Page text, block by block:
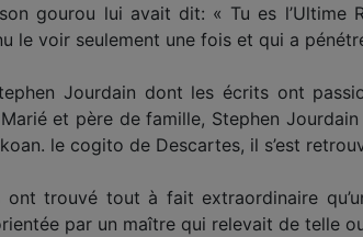
gourou lui avait dit: « Tu es l’Ultime
le voir seulement une fois et qui a
Jourdain dont les écrits ont
et père de famille, Stephen
le cogito de Descartes, il s’est
ont trouvé tout à fait extraordinaire
par un maître qui relevait de telle